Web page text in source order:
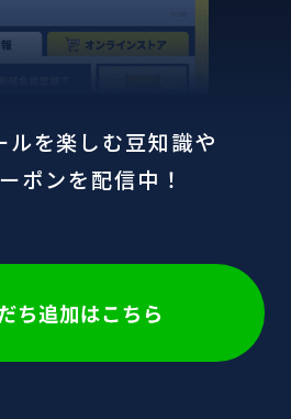
ルを楽しむ豆知識や
ポンを配信中！